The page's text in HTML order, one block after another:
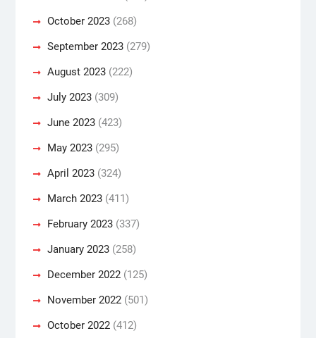
October 2023(268)
September 2023(279)
August 2023(222)
July 2023(309)
June 2023(423)
May 2023(295)
April 2023(324)
March 2023(411)
February 2023(337)
January 2023(258)
December 2022(125)
November 2022(501)
October 2022(412)